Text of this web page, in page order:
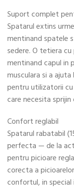
Suport complet
Spatarul extins
mentinand spatele
sedere. O tetiera
mentinand capul in
musculara si a
pentru utilizatorii
care necesita
Confort reglabil
Spatarul rabatabil
perfecta — de la
pentru picioare
corecta a
confortul, in